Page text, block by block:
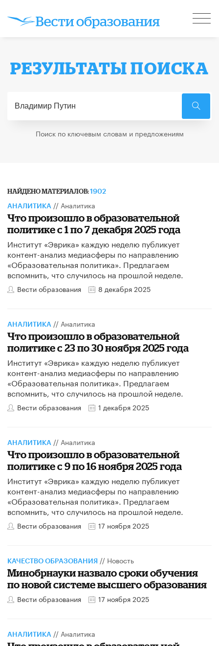
РЕЗУЛЬТАТЫ ПОИСКА
Поиск по ключевым словам и предложениям
НАЙДЕНО МАТЕРИАЛОВ:1902
АНАЛИТИКА // Аналитика
Что произошло в образовательной
политике с 1 по 7 декабря 2025 года
Институт «Эврика» каждую неделю публикует
контент-анализ медиасферы по направлению
«Образовательная политика». Предлагаем
вспомнить, что случилось на прошлой неделе.
Вести образования 8 декабря 2025
АНАЛИТИКА // Аналитика
Что произошло в образовательной
политике с 23 по 30 ноября 2025 года
Институт «Эврика» каждую неделю публикует
контент-анализ медиасферы по направлению
«Образовательная политика». Предлагаем
вспомнить, что случилось на прошлой неделе.
Вести образования 1 декабря 2025
АНАЛИТИКА // Аналитика
Что произошло в образовательной
политике с 9 по 16 ноября 2025 года
Институт «Эврика» каждую неделю публикует
контент-анализ медиасферы по направлению
«Образовательная политика». Предлагаем
вспомнить, что случилось на прошлой неделе.
Вести образования 17 ноября 2025
КАЧЕСТВО ОБРАЗОВАНИЯ // Новость
Минобрнауки назвало сроки обучения
по новой системе высшего образования
Вести образования 17 ноября 2025
АНАЛИТИКА // Аналитика